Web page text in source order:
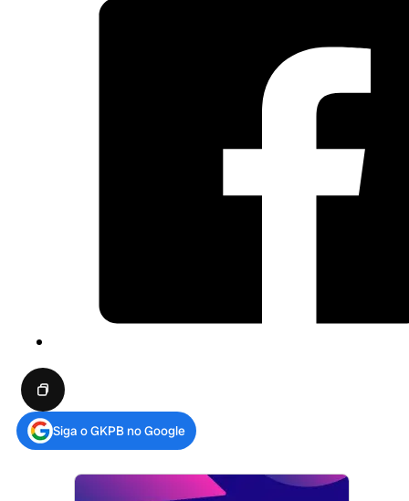
Siga o GKPB no Google